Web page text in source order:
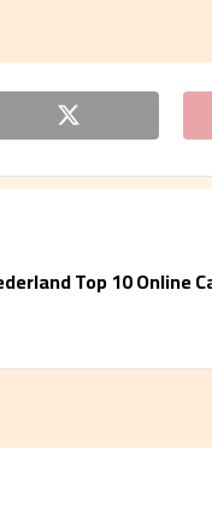
Top 10 Online